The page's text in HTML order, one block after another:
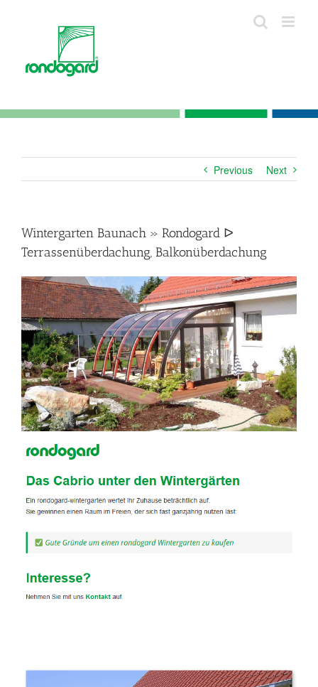
Previous Next
Wintergarten Baunach » Rondogard ᐅ
Terrassenüberdachung, Balkonüberdachung